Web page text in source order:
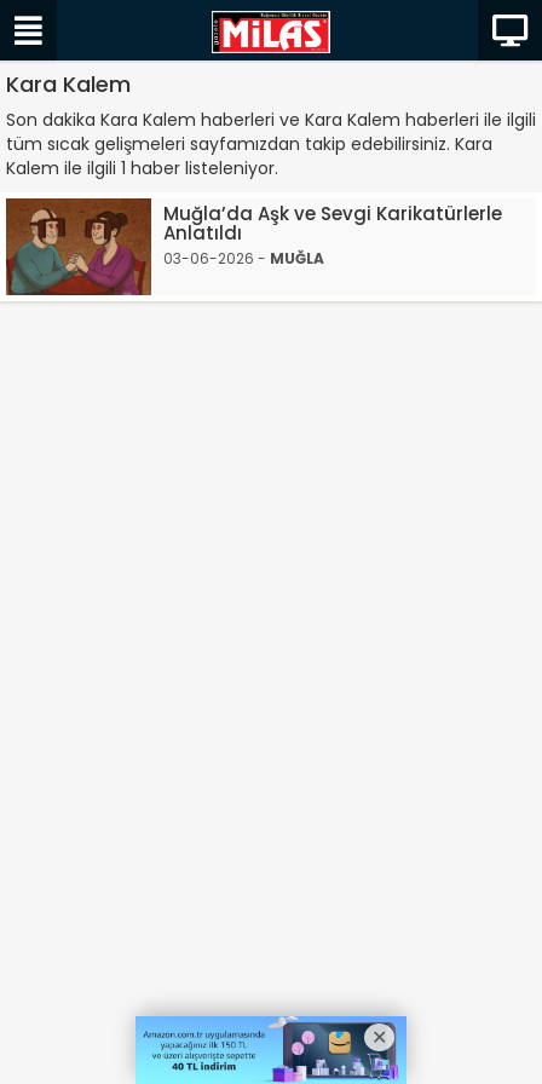
Kara Kalem
Son dakika Kara Kalem haberleri ve Kara Kalem haberleri ile ilgili
tüm sıcak gelişmeleri sayfamızdan takip edebilirsiniz. Kara
Kalem ile ilgili 1 haber listeleniyor.
Muğla’da Aşk ve Sevgi Karikatürlerle
Anlatıldı
03-06-2026 - MUĞLA